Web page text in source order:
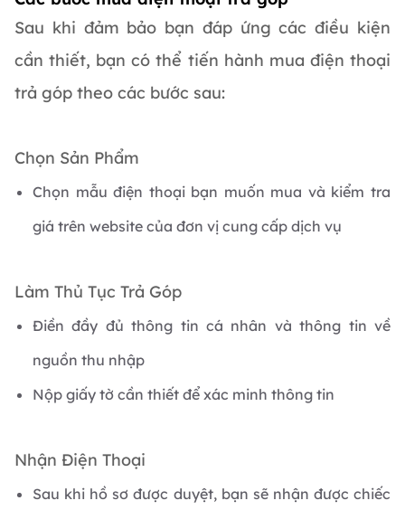
Sau khi đảm bảo bạn đáp ứng các điều kiện
cần thiết, bạn có thể tiến hành mua điện thoại
trả góp theo các bước sau:
Chọn Sản Phẩm
Chọn mẫu điện thoại bạn muốn mua và kiểm tra
giá trên website của đơn vị cung cấp dịch vụ
Làm Thủ Tục Trả Góp
Điền đầy đủ thông tin cá nhân và thông tin về
nguồn thu nhập
Nộp giấy tờ cần thiết để xác minh thông tin
Nhận Điện Thoại
Sau khi hồ sơ được duyệt, bạn sẽ nhận được chiếc